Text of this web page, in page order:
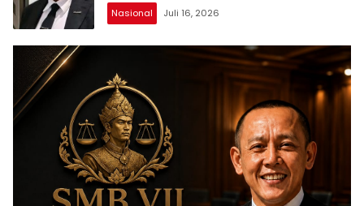
Nasional Juli 16, 2026